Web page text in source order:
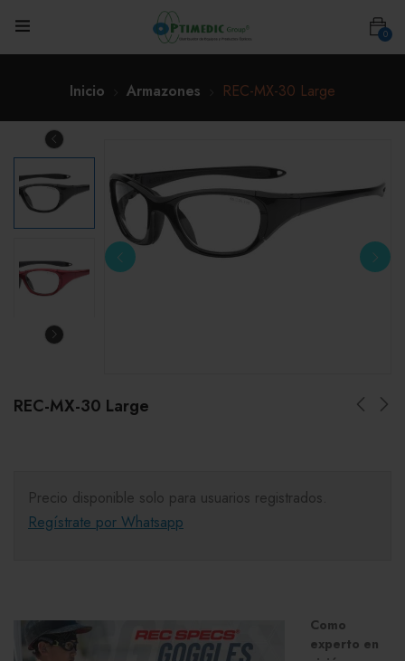
0
Inicio Armazones REC-MX-30 Large
REC-MX-30 Large
Precio disponible solo para usuarios registrados.
Regístrate por Whatsapp
Como
experto en